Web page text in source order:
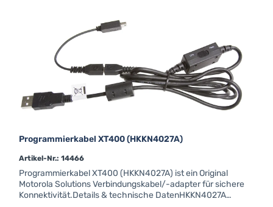
Programmierkabel XT400 (HKKN4027A)
Artikel-Nr.: 14466
Programmierkabel XT400 (HKKN4027A) ist ein Original
Motorola Solutions Verbindungskabel/-adapter für sichere
Konnektivität.Details & technische DatenHKKN4027A